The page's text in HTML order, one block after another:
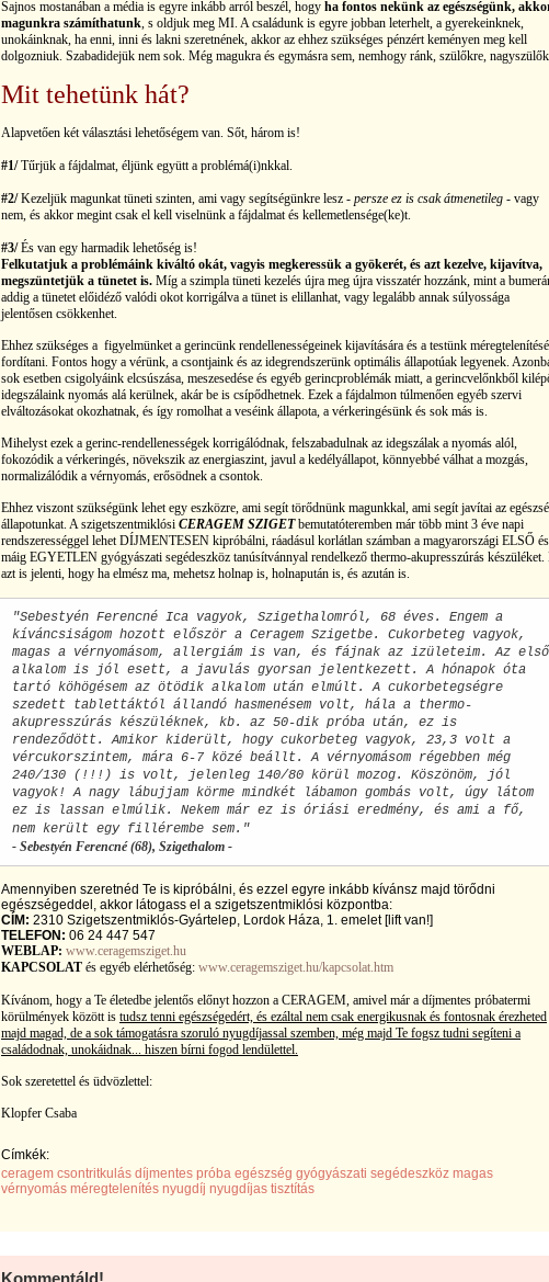
Sajnos mostanában a média is egyre inkább arról beszél, hogy ha fontos nekünk az egészségünk,
magunkra számíthatunk, s oldjuk meg MI. A családunk is egyre jobban leterhelt, a gyerekeinknek,
unokáinknak, ha enni, inni és lakni szeretnének, akkor az ehhez szükséges pénzért keményen meg kell
dolgozniuk. Szabadidejük nem sok. Még magukra és egymásra sem, nemhogy ránk, szülőkre,
Mit tehetünk hát?
Alapvetően két választási lehetőségem van. Sőt, három is!
#1/Tűrjük a fájdalmat, éljünk együtt a problémá(i)nkkal.
#2/Kezeljük magunkat tüneti szinten, ami vagy segítségünkre lesz - persze ez is csak átmenetileg - vagy
nem, és akkor megint csak el kell viselnünk a fájdalmat és kellemetlensége(ke)t.
#3/És van egy harmadik lehetőség is!
Felkutatjuk a problémáink kiváltó okát, vagyis megkeressük a gyökerét, és azt kezelve, kijavítva,
megszüntetjük a tünetet is. Míg a szimpla tüneti kezelés újra meg újra visszatér hozzánk, mint a
addig a tünetet előidéző valódi okot korrigálva a tünet is elillanhat, vagy legalább annak súlyossága
jelentősen csökkenhet.
Ehhez szükséges a figyelmünket a gerincünk rendellenességeinek kijavítására és a testünk
fordítani. Fontos hogy a vérünk, a csontjaink és az idegrendszerünk optimális állapotúak legyenek.
sok esetben csigolyáink elcsúszása, meszesedése és egyéb gerincproblémák miatt, a gerincvelőnkből
idegszálaink nyomás alá kerülnek, akár be is csípődhetnek. Ezek a fájdalmon túlmenően egyéb szervi
elváltozásokat okozhatnak, és így romolhat a veséink állapota, a vérkeringésünk és sok más is.
Mihelyst ezek a gerinc-rendellenességek korrigálódnak, felszabadulnak az idegszálak a nyomás alól,
fokozódik a vérkeringés, növekszik az energiaszint, javul a kedélyállapot, könnyebbé válhat a mozgás,
normalizálódik a vérnyomás, erősödnek a csontok.
Ehhez viszont szükségünk lehet egy eszközre, ami segít törődnünk magunkkal, ami segít javítai az
állapotunkat. A szigetszentmiklósi CERAGEM SZIGETbemutatóteremben már több mint 3 éve napi
rendszerességgel lehet DÍJMENTESEN kipróbálni, ráadásul korlátlan számban a magyarországi ELSŐ és
máig EGYETLEN gyógyászati segédeszköz tanúsítvánnyal rendelkező thermo-akupresszúrás készüléket.
azt is jelenti, hogy ha elmész ma, mehetsz holnap is, holnapután is, és azután is.
"Sebestyén Ferencné Ica vagyok, Szigethalomról, 68 éves. Engem a
kíváncsiságom hozott először a Ceragem Szigetbe. Cukorbeteg vagyok,
magas a vérnyomásom, allergiám is van, és fájnak az izületeim. Az első
alkalom is jól esett, a javulás gyorsan jelentkezett. A hónapok óta
tartó köhögésem az ötödik alkalom után elmúlt. A cukorbetegségre
szedett tablettáktól állandó hasmenésem volt, hála a thermo-
akupresszúrás készüléknek, kb. az 50-dik próba után, ez is
rendeződött. Amikor kiderült, hogy cukorbeteg vagyok, 23,3 volt a
vércukorszintem, mára 6-7 közé beállt. A vérnyomásom régebben még
240/130 (!!!) is volt, jelenleg 140/80 körül mozog. Köszönöm, jól
vagyok! A nagy lábujjam körme mindkét lábamon gombás volt, úgy látom
ez is lassan elmúlik. Nekem már ez is óriási eredmény, és ami a fő,
nem került egy fillérembe sem."
- Sebestyén Ferencné (68), Szigethalom -
Amennyiben szeretnéd Te is kipróbálni, és ezzel egyre inkább kívánsz majd törődni
egészségeddel, akkor látogass el a szigetszentmiklósi központba:
CÍM: 2310 Szigetszentmiklós-Gyártelep, Lordok Háza, 1. emelet [lift van!]
TELEFON: 06 24 447 547
WEBLAP: www.ceragemsziget.hu
KAPCSOLAT és egyéb elérhetőség: www.ceragemsziget.hu/kapcsolat.htm
Kívánom, hogy a Te életedbe jelentős előnyt hozzon a CERAGEM, amivel már a díjmentes próbatermi
körülmények között is tudsz tenni egészségedért, és ezáltal nem csak energikusnak és fontosnak érezheted
majd magad, de a sok támogatásra szoruló nyugdíjassal szemben, még majd Te fogsz tudni segíteni a
családodnak, unokáidnak... hiszen bírni fogod lendülettel.
Sok szeretettel és üdvözlettel:
Klopfer Csaba
Címkék:
ceragem csontritkulás díjmentes próba egészség gyógyászati segédeszköz magas
vérnyomás méregtelenítés nyugdíj nyugdíjas tisztítás
Kommentáld!